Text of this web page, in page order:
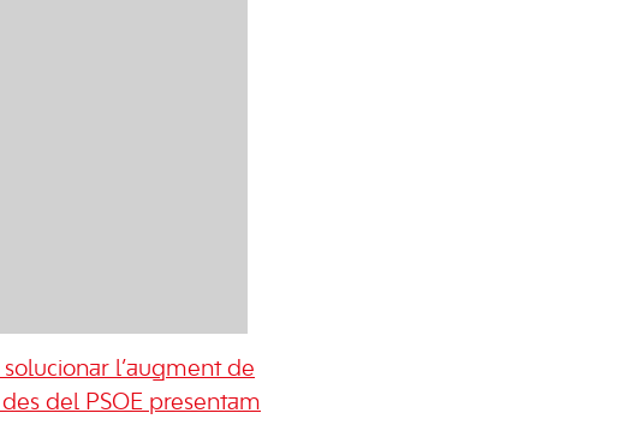
l’augment de
del PSOE presentam